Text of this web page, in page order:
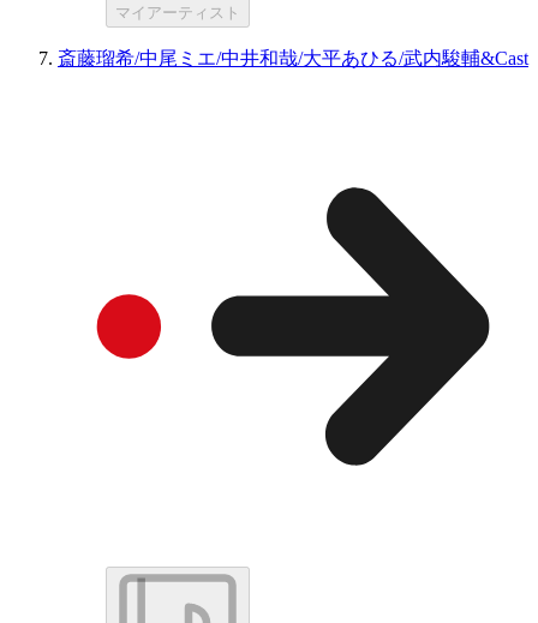
マイアーティスト
斎藤瑠希/中尾ミエ/中井和哉/大平あひる/武内駿輔&Cast